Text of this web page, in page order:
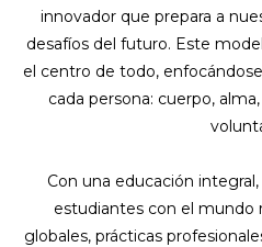
innovador que prepara a
desafíos del futuro. Este
el centro de todo,
cada persona: cuerpo,
Con una educación
estudiantes con el mundo
globales, prácticas